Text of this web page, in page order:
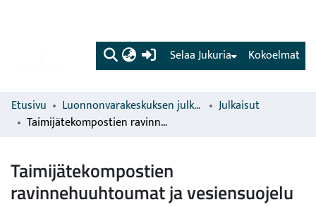
(current) Kokoelmat
Selaa Jukuria
Etusivu Luonnonvarakeskuksen julkaisut
Julkaisut
Taimijätekompostien ravinnehuuhtoumat ja vesiensuojelu
Taimijätekompostien
ravinnehuuhtoumat ja vesiensuojelu